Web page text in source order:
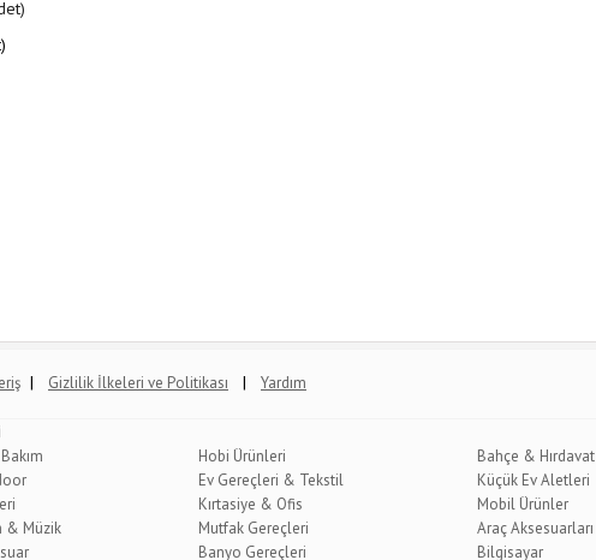
| Gizlilik İlkeleri ve Politikası | Yardım
& Müzik
Hobi Ürünleri
Ev Gereçleri & Tekstil
Kırtasiye & Ofis
Mutfak Gereçleri
Banyo Gereçleri
Bahçe & Hırdavat
Küçük Ev Aletleri
Mobil Ürünler
Araç Aksesuarları
Bilgisayar